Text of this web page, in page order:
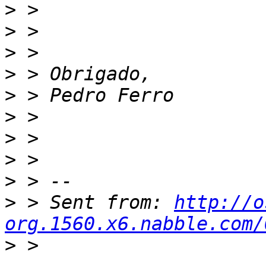
>
>
>
>
>
>
>
>
>
> > Sent from: http://
> >